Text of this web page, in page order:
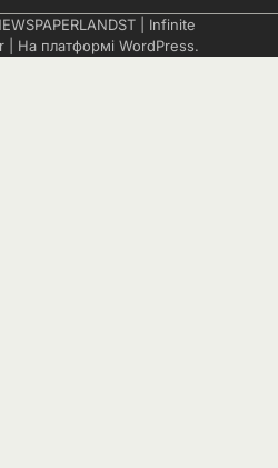
| Infinite
| На платформі WordPress.